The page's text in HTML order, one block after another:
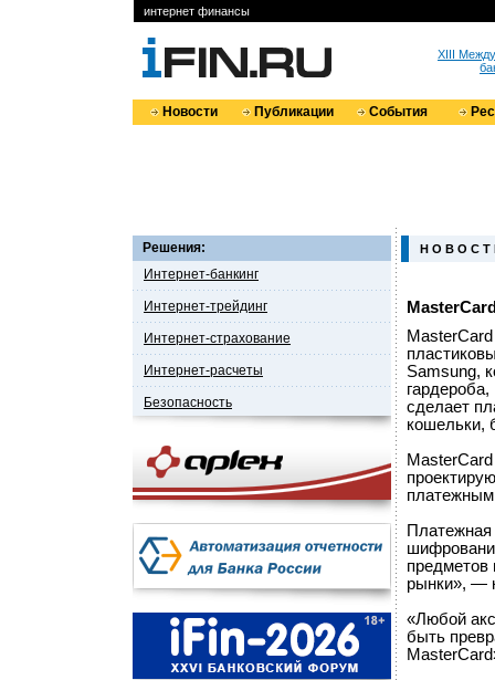
интернет финансы
XIII
Новости Публикации События
Решения:
Интернет-банкинг
Интернет-трейдинг
Интернет-страхование
Интернет-расчеты
Безопасность
Н О В О С Т
Samsung,
гардероба,
сделает
кошельки,
предметов
рынки», —
«Любой
быть